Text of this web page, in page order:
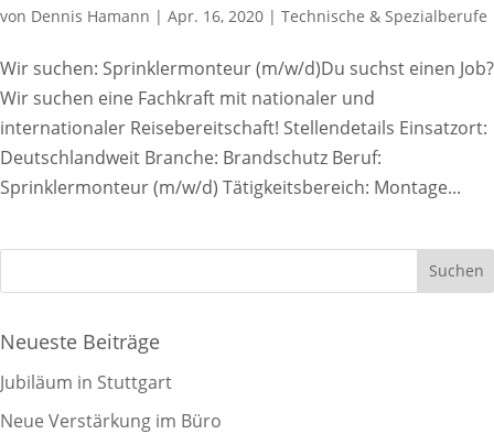
von Dennis Hamann | Apr. 16, 2020 | Technische & Spezialberufe
Wir suchen: Sprinklermonteur (m/w/d)Du suchst einen Job?
Wir suchen eine Fachkraft mit nationaler und
internationaler Reisebereitschaft! Stellendetails Einsatzort:
Deutschlandweit Branche: Brandschutz Beruf:
Sprinklermonteur (m/w/d) Tätigkeitsbereich: Montage...
Neueste Beiträge
Jubiläum in Stuttgart
Neue Verstärkung im Büro